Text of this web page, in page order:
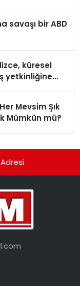
savaşı bir ABD
küresel
yetkinliğine
Mevsim Şık
Mümkün mü?